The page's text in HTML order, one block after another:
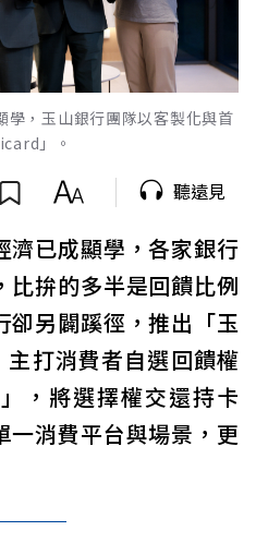
學，玉山銀行團隊以客製化與首
」。
聽遠見
濟已成顯學，各家銀行
比拚的多半是回饋比例
卻另闢蹊徑，推出「玉
打消費者自選回饋權
，將選擇權交還持卡
一消費平台與場景，更